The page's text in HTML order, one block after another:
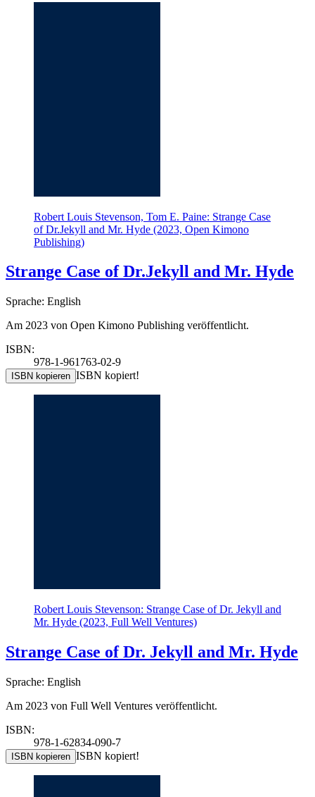
Robert Louis Stevenson, Tom E. Paine: Strange Case
of Dr.Jekyll and Mr. Hyde (2023, Open Kimono
Publishing)
Strange Case of Dr.Jekyll and Mr. Hyde
Sprache: English
Am 2023 von Open Kimono Publishing veröffentlicht.
ISBN:
978-1-961763-02-9
ISBN kopieren ISBN kopiert!
Robert Louis Stevenson: Strange Case of Dr. Jekyll and
Mr. Hyde (2023, Full Well Ventures)
Strange Case of Dr. Jekyll and Mr. Hyde
Sprache: English
Am 2023 von Full Well Ventures veröffentlicht.
ISBN:
978-1-62834-090-7
ISBN kopieren ISBN kopiert!